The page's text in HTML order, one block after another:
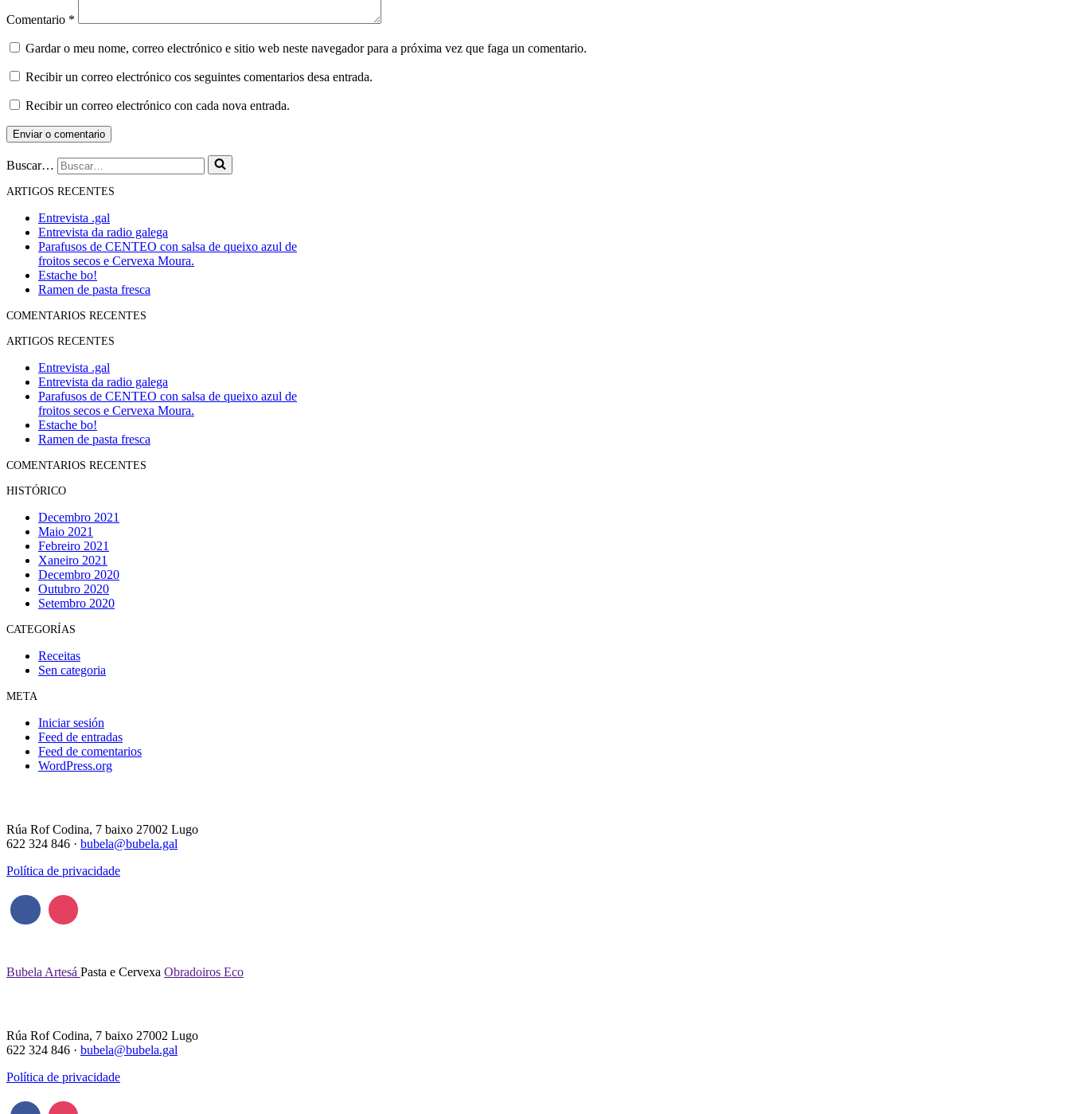
Comentario *
Gardar o meu nome, correo electrónico e sitio web neste navegador para a próxima vez que faga un comentario.
Recibir un correo electrónico cos seguintes comentarios desa entrada.
Recibir un correo electrónico con cada nova entrada.
Buscar…
ARTIGOS RECENTES
Entrevista .gal
Entrevista da radio galega
Parafusos de CENTEO con salsa de queixo azul de
froitos secos e Cervexa Moura.
Estache bo!
Ramen de pasta fresca
COMENTARIOS RECENTES
ARTIGOS RECENTES
Entrevista .gal
Entrevista da radio galega
Parafusos de CENTEO con salsa de queixo azul de
froitos secos e Cervexa Moura.
Estache bo!
Ramen de pasta fresca
COMENTARIOS RECENTES
HISTÓRICO
Decembro 2021
Maio 2021
Febreiro 2021
Xaneiro 2021
Decembro 2020
Outubro 2020
Setembro 2020
CATEGORÍAS
Receitas
Sen categoria
META
Iniciar sesión
Feed de entradas
Feed de comentarios
WordPress.org
Rúa Rof Codina, 7 baixo 27002 Lugo
622 324 846 · bubela@bubela.gal
Política de privacidade
Bubela Artesá Pasta e Cervexa Obradoiros Eco
Rúa Rof Codina, 7 baixo 27002 Lugo
622 324 846 · bubela@bubela.gal
Política de privacidade